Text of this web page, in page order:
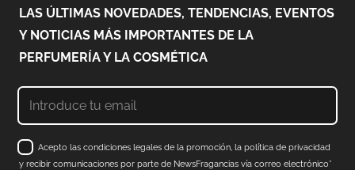
LAS ÚLTIMAS NOVEDADES, TENDENCIAS, EVENTOS
Y NOTICIAS MÁS IMPORTANTES DE LA
PERFUMERÍA Y LA COSMÉTICA
Acepto las condiciones legales de la promoción, la política de privacidad
y recibir comunicaciones por parte de NewsFragancias vía correo electrónico*